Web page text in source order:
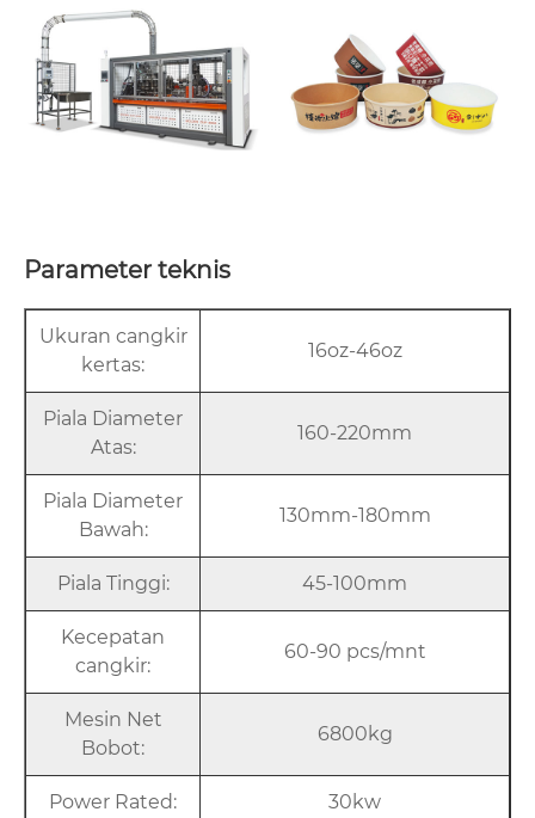
Parameter teknis
Ukuran cangkir
kertas:
16oz-46oz
Piala Diameter
Atas:
160-220mm
Piala Diameter
Bawah:
130mm-180mm
Piala Tinggi: 45-100mm
Kecepatan
cangkir:
60-90 pcs/mnt
Mesin Net
Bobot:
6800kg
Power Rated: 30kw